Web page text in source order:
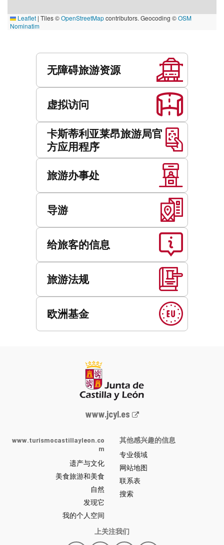
Leaflet | Tiles ©OpenStreetMapcontributors. Geocoding ©OSM
Nominatim
无障碍旅游资源
虚拟访问
卡斯蒂利亚莱昂旅游局官
方应用程序
旅游办事处
导游
给旅客的信息
旅游法规
欧洲基金
Junta
y
León
网
站
门
户
-
www.jcyl.es
www.turismocastillayleon.co
m
遗产与文化
美食旅游和美食
自然
发现它
我的个人空间
其他感兴趣的信息
专业领域
网站地图
联系表
搜索
上关注我们